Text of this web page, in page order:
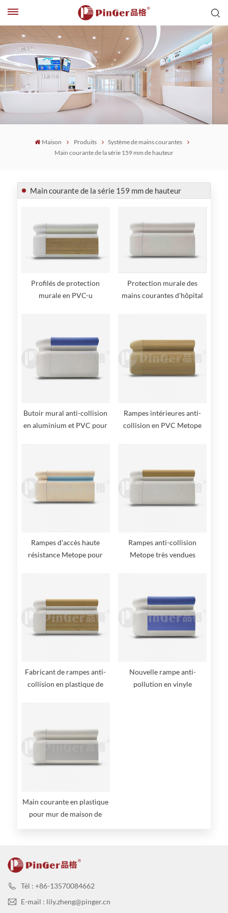
Maison Produits
Système de mains courantes
Main courante de la série 159 mm de hauteur
Main courante de la série 159 mm de hauteur
Profilés de protection
murale en PVC-u
Protection murale des
mains courantes d'hôpital
Butoir mural anti-collision
en aluminium et PVC pour
Rampes intérieures anti-
collision en PVC Metope
Rampes d'accès haute
résistance Metope pour
Rampes anti-collision
Metope très vendues
Fabricant de rampes anti-
collision en plastique de
Nouvelle rampe anti-
pollution en vinyle
Main courante en plastique
pour mur de maison de
Tél : +86-13570084662
E-mail : lily.zheng@pinger.cn